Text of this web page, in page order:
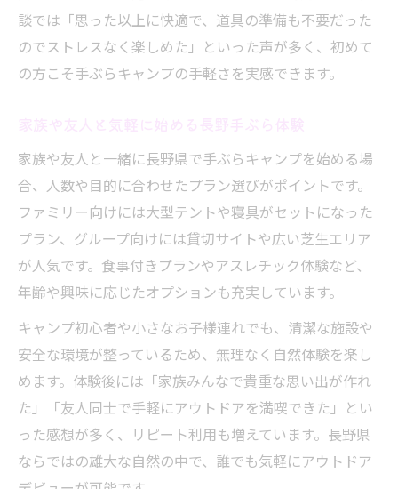
談では「思った以上に快適で、道具の準備も不要だった
のでストレスなく楽しめた」といった声が多く、初めて
の方こそ手ぶらキャンプの手軽さを実感できます。
家族や友人と一緒に長野県で手ぶらキャンプを始める場
合、人数や目的に合わせたプラン選びがポイントです。
ファミリー向けには大型テントや寝具がセットになった
プラン、グループ向けには貸切サイトや広い芝生エリア
が人気です。食事付きプランやアスレチック体験など、
年齢や興味に応じたオプションも充実しています。
キャンプ初心者や小さなお子様連れでも、清潔な施設や
安全な環境が整っているため、無理なく自然体験を楽し
めます。体験後には「家族みんなで貴重な思い出が作れ
た」「友人同士で手軽にアウトドアを満喫できた」とい
った感想が多く、リピート利用も増えています。長野県
ならではの雄大な自然の中で、誰でも気軽にアウトドア